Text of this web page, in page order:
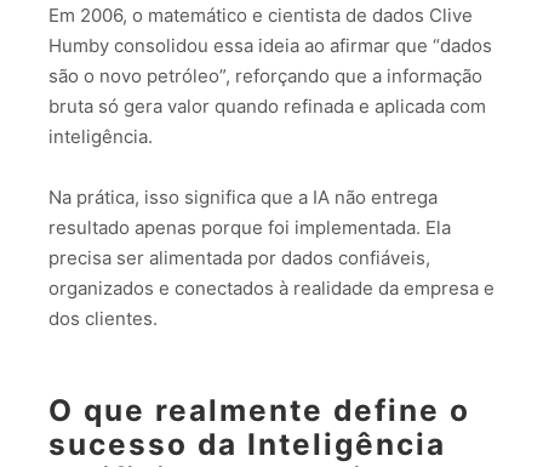
Em 2006, o matemático e cientista de dados Clive
Humby consolidou essa ideia ao afirmar que “dados
são o novo petróleo”, reforçando que a informação
bruta só gera valor quando refinada e aplicada com
inteligência.
Na prática, isso significa que a IA não entrega
resultado apenas porque foi implementada. Ela
precisa ser alimentada por dados confiáveis,
organizados e conectados à realidade da empresa e
dos clientes.
O que realmente define o
sucesso da Inteligência